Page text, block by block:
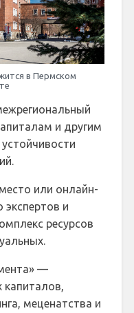
в Пермском
и другим
или онлайн-
и
ресурсов
—
меценатства и